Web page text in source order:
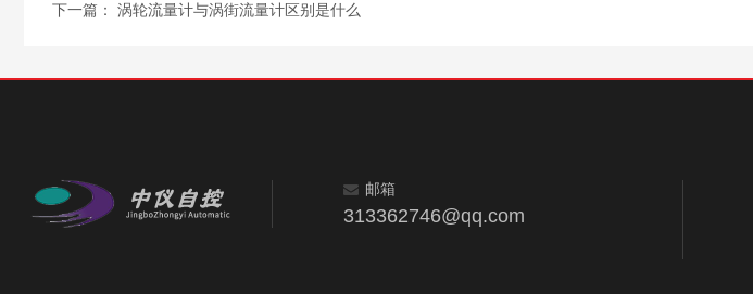
下一篇： 涡轮流量计与涡街流量计区别是什么
邮箱
313362746@qq.com